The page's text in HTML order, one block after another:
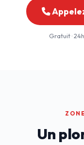
Gratuit ·
Un